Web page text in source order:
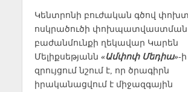
Կենտրոնի բուժական գծով
ոսկրածուծի փոխպատվաստման
բաժանմունքի ղեկավար Կարեն
Մելիքսեթյանն «Ամփոփ Մեդիա»-
զրույցում նշում է, որ ծրագիրն
իրականացվում է միջազգային